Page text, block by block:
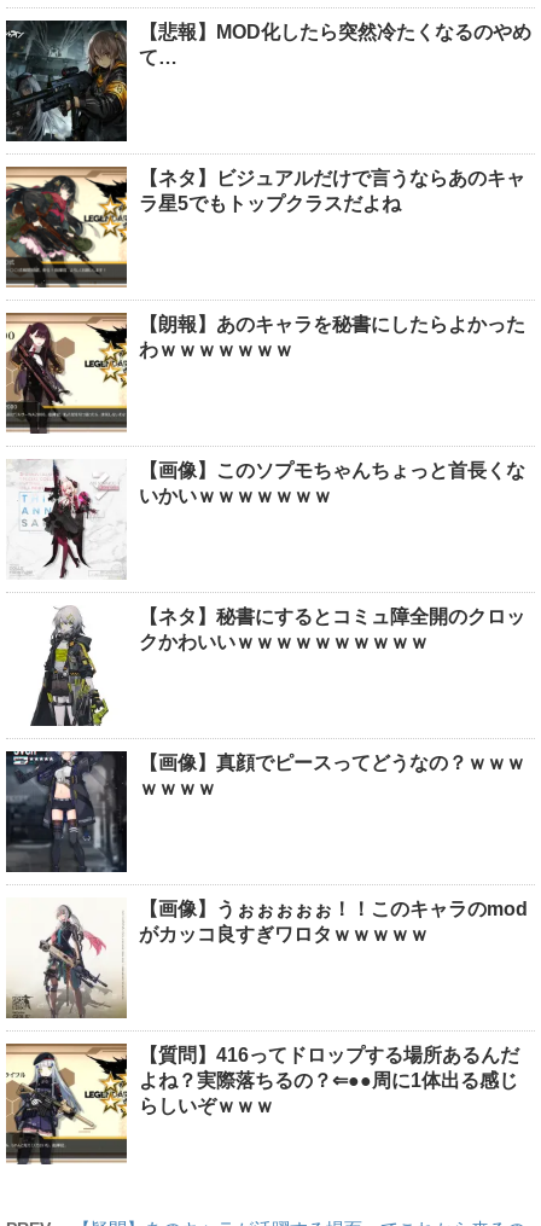
【悲報】MOD化したら突然冷たくなるのやめ
て…
【ネタ】ビジュアルだけで言うならあのキャ
ラ星5でもトップクラスだよね
【朗報】あのキャラを秘書にしたらよかった
わｗｗｗｗｗｗｗ
【画像】このソプモちゃんちょっと首長くな
いかいｗｗｗｗｗｗｗ
【ネタ】秘書にするとコミュ障全開のクロッ
クかわいいｗｗｗｗｗｗｗｗｗｗ
【画像】真顔でピースってどうなの？ｗｗｗ
ｗｗｗｗ
【画像】うぉぉぉぉぉ！！このキャラのmod
がカッコ良すぎワロタｗｗｗｗｗ
【質問】416ってドロップする場所あるんだ
よね？実際落ちるの？⇐●●周に1体出る感じ
らしいぞｗｗｗ